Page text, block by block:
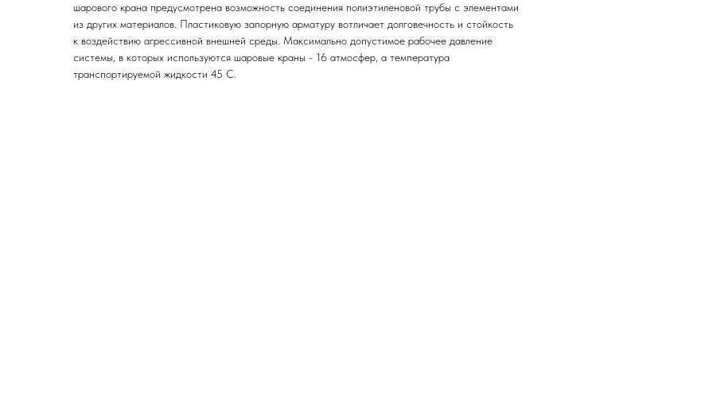
шарового крана предусмотрена возможность соединения полиэтиленовой трубы с элементами
из других материалов. Пластиковую запорную арматуру вотличает долговечность и стойкость
к воздействию агрессивной внешней среды. Максимально допустимое рабочее давление
системы, в которых используются шаровые краны - 16 атмосфер, а температура
транспортируемой жидкости 45 С.